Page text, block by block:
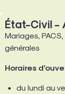
État-Civil -
Mariages,
générales
Horaires
du lundi au